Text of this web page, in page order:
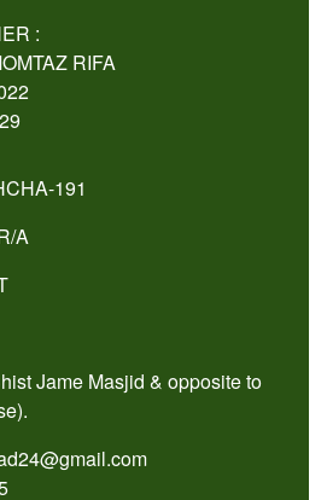
:
RIFA
191
A
Jame Masjid & opposite to